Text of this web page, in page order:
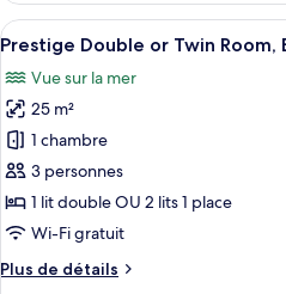
Double
ou
lits
jumeaux,
balcon,
vue
mer
type
de
chambre
Chambre
«
Premier
Double
ou
avec
lits
balcon,
Afficher
toutes
les
photos
pour
ce
type
de
chambre :
Prestige
5
Prestige Double or Twin Room,
Vue sur la mer
25 m²
1 chambre
3 personnes
1 lit double OU 2 lits 1 place
Wi-Fi gratuit
Plus de détails
Plus